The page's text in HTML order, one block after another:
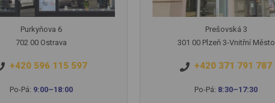
Purkyňova 6
702 00 Ostrava
+420 596 115 597
Po-Pá: 9:00–18:00
Prešovská 3
301 00 Plzeň 3-Vnitřní Město
+420 371 791 787
Po-Pá: 8:30–17:30